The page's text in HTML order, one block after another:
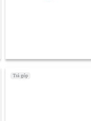
Trả góp